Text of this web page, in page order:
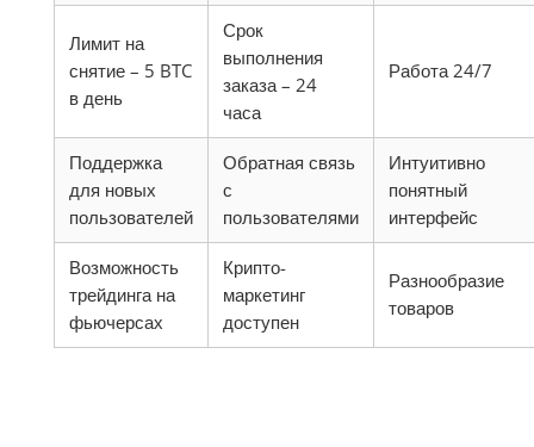
Лимит на
снятие – 5 BTC
в день
Срок
выполнения
заказа – 24
часа
Работа 24/7
Поддержка
для новых
пользователей
Обратная связь
с
пользователями
Интуитивно
понятный
интерфейс
Возможность
трейдинга на
фьючерсах
Крипто-
маркетинг
доступен
Разнообразие
товаров